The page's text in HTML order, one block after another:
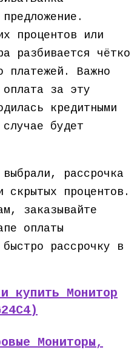
процентов или
разбивается чётко
платежей. Важно
за эту
кредитными
будет
рассрочка
скрытых процентов.
заказывайте
оплаты
рассрочку в
купить Монитор
Мониторы,